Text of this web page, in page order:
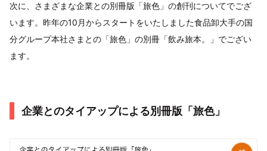
次に、さまざまな企業との別冊版「旅色」の創刊についてでござ
います。昨年の10月からスタートをいたしました食品卸大手の国
分グループ本社さまとの「旅色」の別冊「飲み旅本。」でござい
ます。
企業とのタイアップによる別冊版「旅色」